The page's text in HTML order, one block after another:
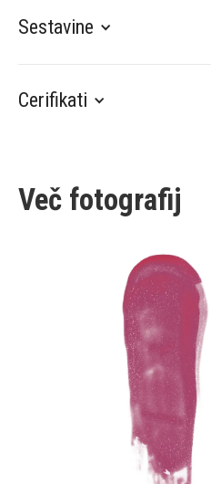
Sestavine
Cerifikati
Več fotografij